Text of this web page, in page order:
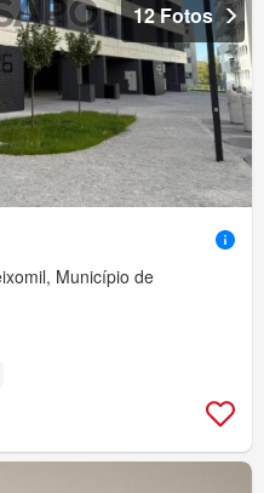
12 Fotos
Município de